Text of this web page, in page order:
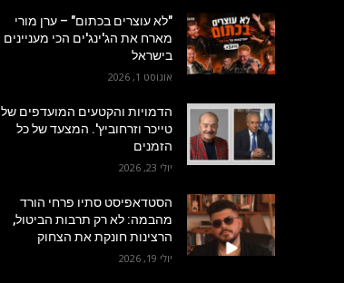
"לא עוצרים בכתום" – ערן מורי
מארח את הג'ינג'ים הכי מעניינים
בישראל
אוגוסט 1, 2026
הדמויות והקטעים המועדפים של
טייכר וזרחוביץ'. המצעד של כל
הזמנים
יולי 23, 2026
הסטדאפיסט סתיו פרחי הורד
מהבמה: לא רק תרבות הביטול,
הרצינות חונקת את הצחוק
יולי 19, 2026